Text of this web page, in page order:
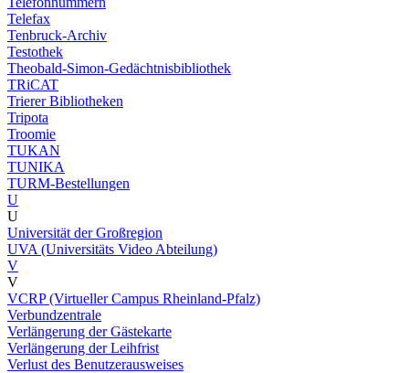
Telefax
Tenbruck-Archiv
Testothek
Theobald-Simon-Gedächtnisbibliothek
TRiCAT
Trierer Bibliotheken
Tripota
Troomie
TUKAN
TUNIKA
TURM-Bestellungen
U
U
Universität der Großregion
UVA (Universitäts Video Abteilung)
V
V
VCRP (Virtueller Campus Rheinland-Pfalz)
Verbundzentrale
Verlängerung der Gästekarte
Verlängerung der Leihfrist
Verlust des Benutzerausweises